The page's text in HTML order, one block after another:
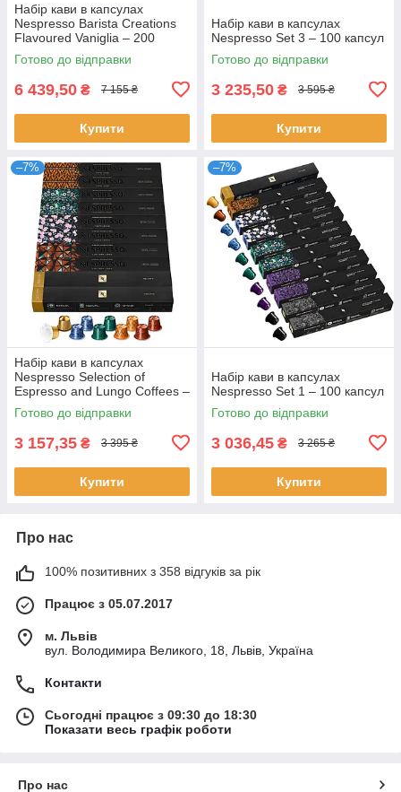
Набір кави в капсулах
Nespresso Barista Creations
Flavoured Vaniglia – 200
капсул
Готово до відправки
6 439,50 ₴ 7 155 ₴
Купити
Набір кави в капсулах
Nespresso Set 3 – 100 капсул
Готово до відправки
3 235,50 ₴ 3 595 ₴
Купити
–7%
Набір кави в капсулах
Nespresso Selection of
Espresso and Lungo Coffees –
100 капсул
Готово до відправки
3 157,35 ₴ 3 395 ₴
Купити
–7%
Набір кави в капсулах
Nespresso Set 1 – 100 капсул
Готово до відправки
3 036,45 ₴ 3 265 ₴
Купити
Про нас
100% позитивних з 358 відгуків за рік
Працює з 05.07.2017
м. Львів
вул. Володимира Великого, 18, Львів, Україна
Контакти
Сьогодні працює з 09:30 до 18:30
Показати весь графік роботи
Про нас